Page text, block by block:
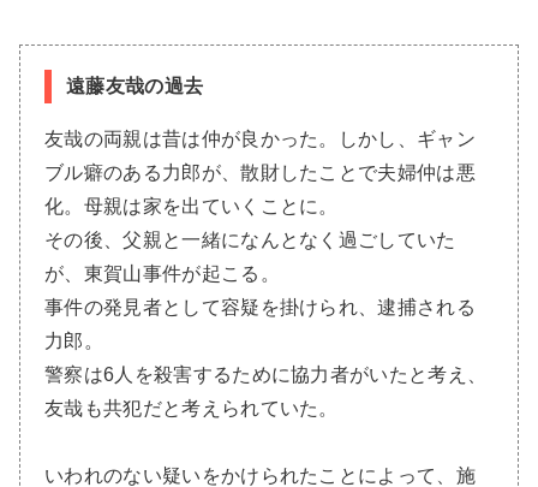
遠藤友哉の過去
友哉の両親は昔は仲が良かった。しかし、ギャン
ブル癖のある力郎が、散財したことで夫婦仲は悪
化。母親は家を出ていくことに。
その後、父親と一緒になんとなく過ごしていた
が、東賀山事件が起こる。
事件の発見者として容疑を掛けられ、逮捕される
力郎。
警察は6人を殺害するために協力者がいたと考え、
友哉も共犯だと考えられていた。
いわれのない疑いをかけられたことによって、施